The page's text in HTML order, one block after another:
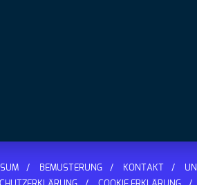
BEMUSTERUNG KONTAKT